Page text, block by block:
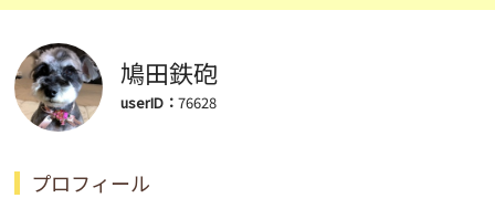
鳩田鉄砲
userID：76628
プロフィール